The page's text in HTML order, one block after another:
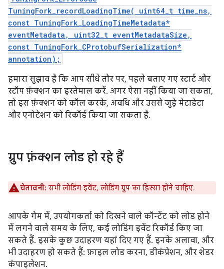
TuningFork_recordLoadingTime( uint64_t time_ns,
const TuningFork_LoadingTimeMetadata*
eventMetadata, uint32_t eventMetadataSize,
const TuningFork_CProtobufSerialization*
annotation);
हमारा सुझाव है कि आप सीधे तौर पर, पहले बताए गए स्टार्ट और
स्टॉप फ़ंक्शन का इस्तेमाल करें. अगर ऐसा नहीं किया जा सकता,
तो इस फ़ंक्शन को कॉल करके, अवधि और उससे जुड़े मेटाडेटा
और एनोटेशन को रिकॉर्ड किया जा सकता है.
ग्रुप फ़ंक्शन लोड हो रहे हैं
चेतावनी: सभी लोडिंग इवेंट, लोडिंग ग्रुप का हिस्सा होने चाहिए.
आपके गेम में, उपयोगकर्ता को दिखने वाले कॉन्टेंट को लोड होने
में लगने वाले समय के लिए, कई लोडिंग इवेंट रिकॉर्ड किए जा
सकते हैं. इसके कुछ उदाहरण यहां दिए गए हैं. इनके अलावा, और
भी उदाहरण हो सकते हैं: फ़ाइल लोड करना, डीकंप्रेशन, और शेडर
कंपाइलेशन.